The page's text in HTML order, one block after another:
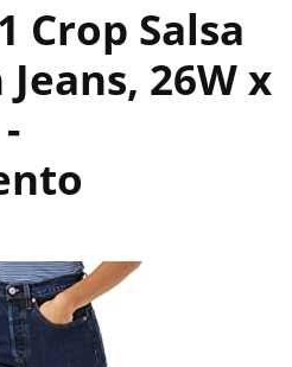
Crop Salsa
26W x
-